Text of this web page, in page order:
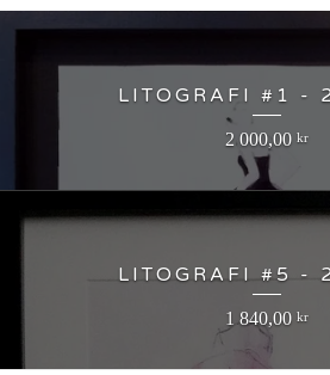
LITOGRAFI #1 -
2 000,00 kr
LITOGRAFI #5 -
1 840,00 kr